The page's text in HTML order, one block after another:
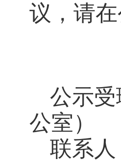
议，请
公示
公室）
联系